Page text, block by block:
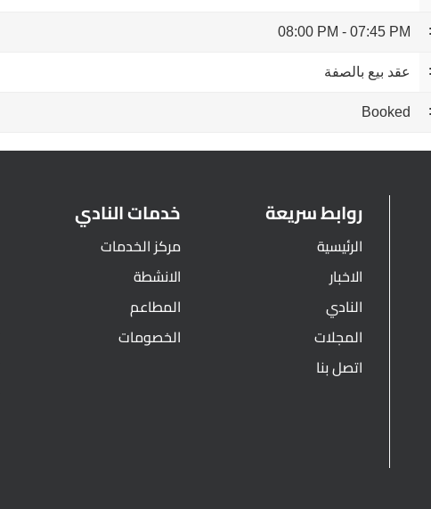
07:45 PM
-
08:00 PM
عقد بيع بالصفة
Booked
روابط سريعة
الرئيسية
الاخبار
النادي
المجلات
اتصل بنا
خدمات النادي
مركز الخدمات
الانشطة
المطاعم
الخصومات